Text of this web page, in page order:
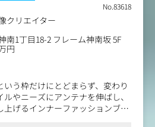
No.83618
クリエイター
南1丁目18-2 フレーム神南坂 5F
円
う枠だけにとどまらず、変わり
やニーズにアンテナを伸ばし、
げるインナーファッションブラ